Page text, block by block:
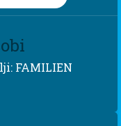
FAMILIEN